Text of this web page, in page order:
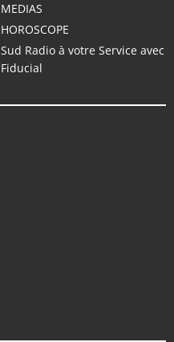
MEDIAS
HOROSCOPE
Sud Radio à votre Service avec
Fiducial